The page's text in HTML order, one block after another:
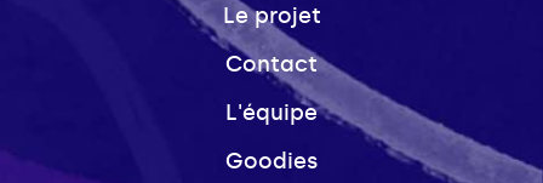
Le projet
Contact
L'équipe
Goodies